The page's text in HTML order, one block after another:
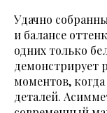
Удачно
и балансе
одних только
демонстрирует
моментов,
деталей.